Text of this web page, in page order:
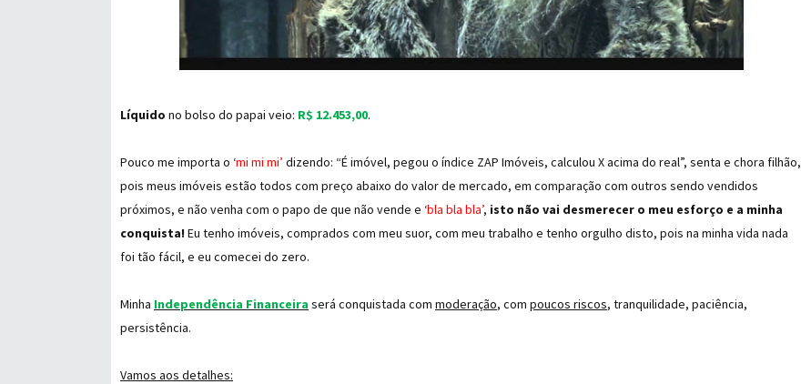
Líquido no bolso do papai veio: R$ 12.453,00.
Pouco me importa o ‘mi mi mi’ dizendo: “É imóvel, pegou o índice ZAP Imóveis, calculou X acima do real”, senta e chora filhão,
pois meus imóveis estão todos com preço abaixo do valor de mercado, em comparação com outros sendo vendidos
próximos, e não venha com o papo de que não vende e ‘bla bla bla’, isto não vai desmerecer o meu esforço e a minha
conquista! Eu tenho imóveis, comprados com meu suor, com meu trabalho e tenho orgulho disto, pois na minha vida nada
foi tão fácil, e eu comecei do zero.
Minha Independência Financeira será conquistada com moderação, com poucos riscos, tranquilidade, paciência,
persistência.
Vamos aos detalhes: